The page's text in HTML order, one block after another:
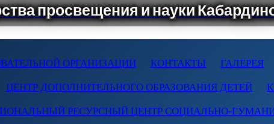
ОРГАНИЗАЦИИ КОНТАКТЫ ГАЛЕРЕЯ
ЦЕНТР ДОПОЛНИТЕЛЬНОГО ОБРАЗОВАНИЯ ДЕТЕЙ
РЕСУРСНЫЙ ЦЕНТР СОЦИАЛЬНО-